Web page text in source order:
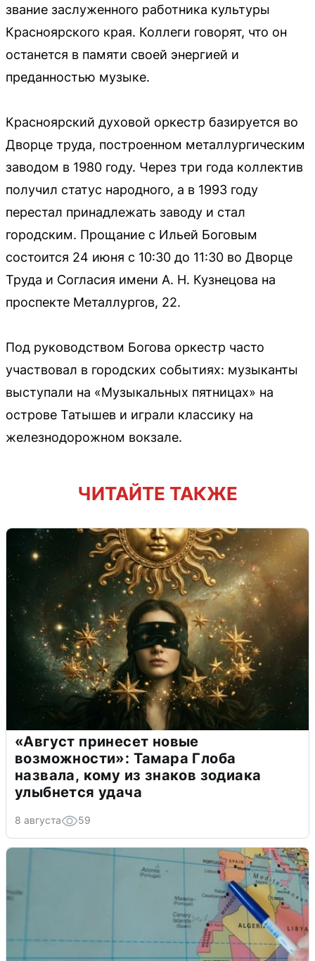
звание заслуженного работника культуры
Красноярского края. Коллеги говорят, что он
останется в памяти своей энергией и
преданностью музыке.
Красноярский духовой оркестр базируется во
Дворце труда, построенном металлургическим
заводом в 1980 году. Через три года коллектив
получил статус народного, а в 1993 году
перестал принадлежать заводу и стал
городским. Прощание с Ильей Боговым
состоится 24 июня с 10:30 до 11:30 во Дворце
Труда и Согласия имени А. Н. Кузнецова на
проспекте Металлургов, 22.
Под руководством Богова оркестр часто
участвовал в городских событиях: музыканты
выступали на «Музыкальных пятницах» на
острове Татышев и играли классику на
железнодорожном вокзале.
ЧИТАЙТЕ ТАКЖЕ
«Август принесет новые
возможности»: Тамара Глоба
назвала, кому из знаков зодиака
улыбнется удача
8 августа 59